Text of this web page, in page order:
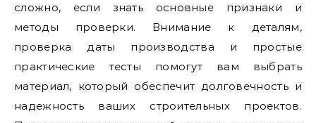
сложно, если знать основные признаки и
методы проверки. Внимание к деталям,
проверка даты производства и простые
практические тесты помогут вам выбрать
материал, который обеспечит долговечность и
надежность ваших строительных проектов.